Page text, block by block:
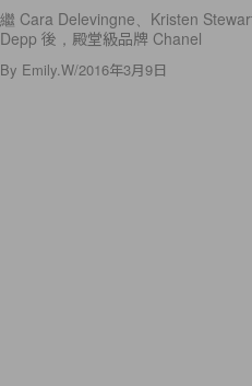
繼 Cara Delevingne、Kristen
Depp 後，殿堂級品牌 Chanel
By Emily.W/2016年3月9日